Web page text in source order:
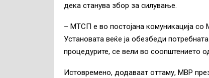
дека станува збор за силување.
– МТСП е во постојана комуникација
Установата веќе ја обезбеди
процедурите, се вели во соопштението
Истовремено, додаваат оттаму, МВР